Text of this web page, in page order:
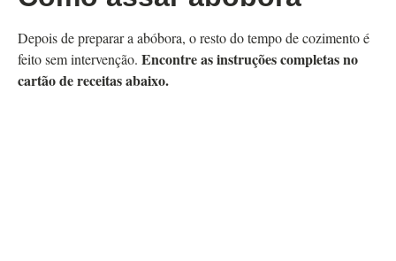
Depois de preparar a abóbora, o resto do tempo de cozimento é
feito sem intervenção. Encontre as instruções completas no
cartão de receitas abaixo.